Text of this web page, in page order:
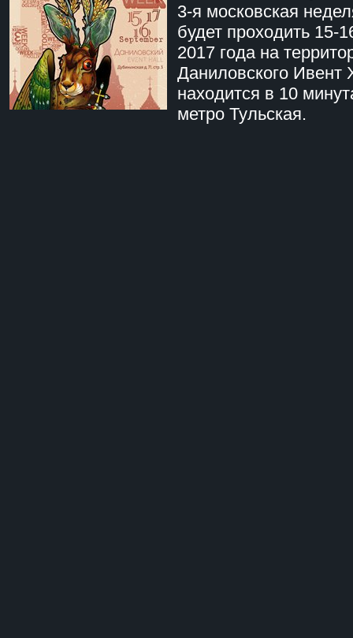
3-я московская
будет проходить 15-
2017 года на
Даниловского Ивент
находится в 10
метро Тульская.